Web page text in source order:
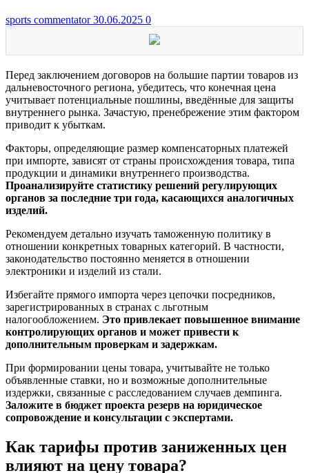
sports commentator30.06.2025 0
Перед заключением договоров на большие партии товаров из
дальневосточного региона, убедитесь, что конечная цена
учитывает потенциальные пошлины, введённые для защиты
внутреннего рынка. Зачастую, пренебрежение этим фактором
приводит к убыткам.
Факторы, определяющие размер компенсаторных платежей
при импорте, зависят от страны происхождения товара, типа
продукции и динамики внутреннего производства.
Проанализируйте статистику решений регулирующих
органов за последние три года, касающихся аналогичных
изделий.
Рекомендуем детально изучать таможенную политику в
отношении конкретных товарных категорий. В частности,
законодательство постоянно меняется в отношении
электроники и изделий из стали.
Избегайте прямого импорта через цепочки посредников,
зарегистрированных в странах с льготным
налогообложением. Это привлекает повышенное внимание
контролирующих органов и может привести к
дополнительным проверкам и задержкам.
При формировании цены товара, учитывайте не только
объявленные ставки, но и возможные дополнительные
издержки, связанные с расследованием случаев демпинга.
Заложите в бюджет проекта резерв на юридическое
сопровождение и консультации с экспертами.
Как тарифы против заниженных цен
влияют на цену товара?